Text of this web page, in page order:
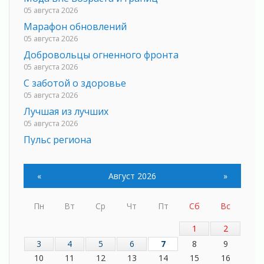
05 августа 2026
Марафон обновлений
05 августа 2026
Добровольцы огненного фронта
05 августа 2026
С заботой о здоровье
05 августа 2026
Лучшая из лучших
05 августа 2026
Пульс региона
«Результат командный, заслуга каждого
ведомства и муниципалитета»
Вдохновлять, просвещать и объединять!
Не оставят в беде
05 августа 2026
« Август 2026 »
Пн Вт Ср Чт Пт Сб
Вс
1
2
3
4 5 6 7 8
9
10
11 12 13 14 15
16